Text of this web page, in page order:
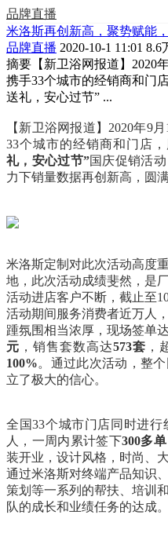
品牌直播
米洛斯再创新高，聚势赋能
品牌直播 2020-10-1 11:01 8.6
摘要 【新卫浴网报道】2020
携手33个城市的经销商和门
送礼，安心过节” ...
【新卫浴网报道】2020年9
33个城市的经销商和门店
礼，安心过节”国庆促销活
力下销量数据再创新高，圆满
米洛斯定制对此次活动高度
地，此次活动成绩斐然，是
活动进店客户不断，截止至
活动期间服务消费者近万人
踵氛围相当浓厚，现场签单
元 ，销售套数高达573套 ，
100%。通过此次活动，整
立了极大的信心。
全国33个城市门店同时进
人，一周内累计签下300多单
装开业，设计风格，时尚、
通过米洛斯对终端产品知识
策划等一系列的帮扶、培训
队的成长和业绩任务的达成。